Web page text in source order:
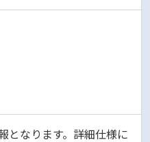
となります。詳細仕様に